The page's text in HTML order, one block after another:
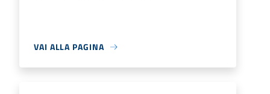
VAI ALLA PAGINA